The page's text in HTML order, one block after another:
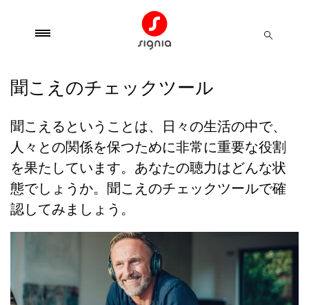
聞こえのチェックツール
聞こえるということは、日々の生活の中で、
人々との関係を保つために非常に重要な役割
を果たしています。あなたの聴力はどんな状
態でしょうか。聞こえのチェックツールで確
認してみましょう。